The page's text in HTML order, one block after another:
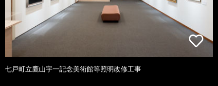
七戸町立鷹山宇一記念美術館等照明改修工事